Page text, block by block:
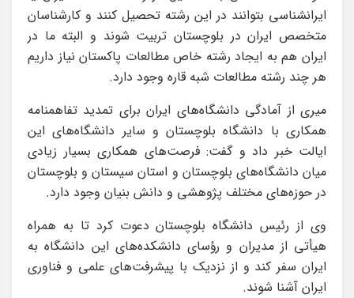
ایرانشناسی بتوانند در این رشته تحصیل کنند و کارشناسان
متخصص ایران در بلوچستان تربیت شوند و البته ما در
ایران هم به ایجاد رشته خاص مطالعات پاکستان نیاز داریم
هر چند رشته مطالعات شبه قاره وجود دارد.
میری از آمادگی دانشگاه‌های ایران برای تمدید تفاهمنامه
همکاری با دانشگاه بلوچستان و سایر دانشگاه‌های این
ایالت خبر داد و گفت: فرصت‌های همکاری بسیار زیادی
میان دانشگاه‌های بلوچستان و استان سیستان و بلوچستان
در حوزه‌های مختلف پژوهشی و دانش بنیان وجود دارد.
وی از رئیس دانشگاه بلوچستان دعوت کرد تا به همراه
هیأتی از مدیران و رؤسای دانشکده‌های این دانشگاه به
ایران سفر کند و از نزدیک با پیشرفت‌های علمی و فناوری
ایران آشنا شوند.